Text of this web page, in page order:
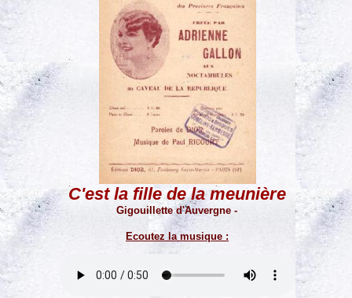
C'est la fille de la meunière
Gigouillette d'Auvergne -
Ecoutez la musique :